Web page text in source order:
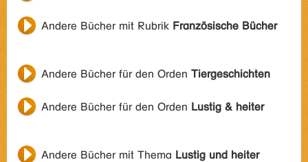
Andere Bücher mit Rubrik Französische Bücher
Andere Bücher für den Orden Tiergeschichten
Andere Bücher für den Orden Lustig & heiter
Andere Bücher mit Thema Lustig und heiter